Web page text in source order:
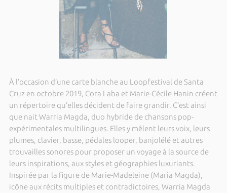
À l’occasion d’une carte blanche au Loopfestival de Santa
Cruz en octobre 2019, Cora Laba et Marie-Cécile Hanin créent
un répertoire qu’elles décident de faire grandir. C’est ainsi
que nait Warria Magda, duo hybride de chansons pop-
expérimentales multilingues. Elles y mêlent leurs voix, leurs
plumes, clavier, basse, pédales looper, banjolélé et autres
trouvailles sonores pour proposer un voyage à la source de
leurs inspirations, aux styles et géographies luxuriants.
Inspirée par la figure de Marie-Madeleine (Maria Magda),
icône aux récits multiples et contradictoires, Warria Magda